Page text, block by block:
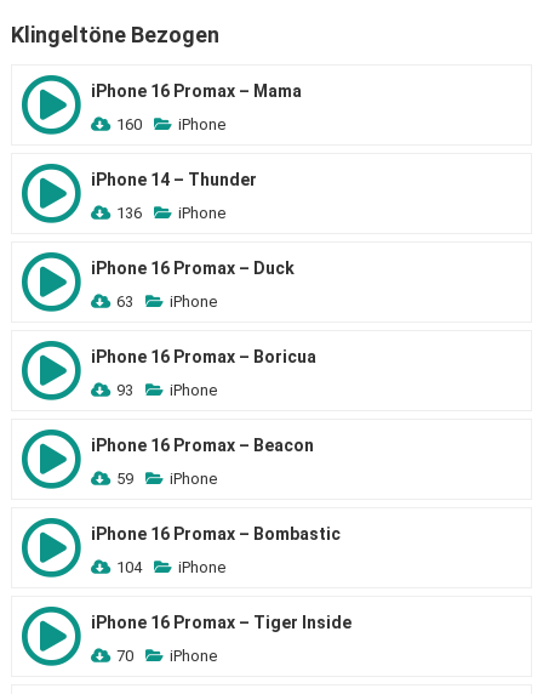
Klingeltöne Bezogen
iPhone 16 Promax – Mama
160 iPhone
iPhone 14 – Thunder
136 iPhone
iPhone 16 Promax – Duck
63 iPhone
iPhone 16 Promax – Boricua
93 iPhone
iPhone 16 Promax – Beacon
59 iPhone
iPhone 16 Promax – Bombastic
104 iPhone
iPhone 16 Promax – Tiger Inside
70 iPhone